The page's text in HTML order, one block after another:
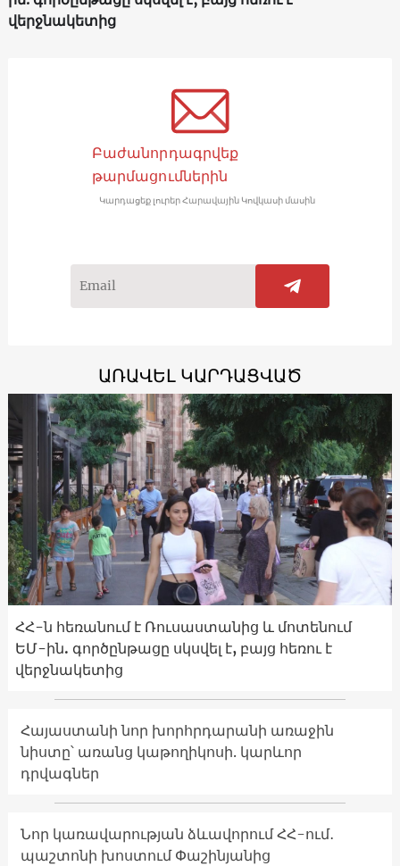
վերջնակետից
Բաժանորդագրվեք
թարմացումներին
Կարդացեք լուրեր Հարավային Կովկասի մասին
ԱՌԱՎԵԼ ԿԱՐԴԱՑՎԱԾ
ՀՀ-ն հեռանում է Ռուսաստանից և մոտենում
ԵՄ-ին. գործընթացը սկսվել է, բայց հեռու է
վերջնակետից
Հայաստանի նոր խորհրդարանի առաջին
նիստը՝ առանց կաթողիկոսի. կարևոր
դրվագներ
Նոր կառավարության ձևավորում ՀՀ-ում․
պաշտոնի խոստում Փաշինյանից